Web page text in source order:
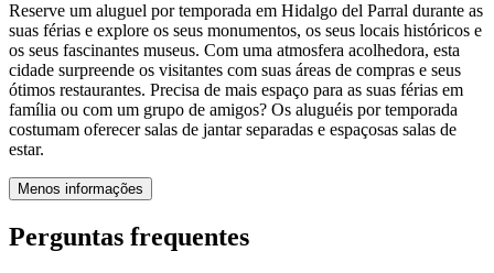
Reserve um aluguel por temporada em Hidalgo del Parral durante as
suas férias e explore os seus monumentos, os seus locais históricos e
os seus fascinantes museus. Com uma atmosfera acolhedora, esta
cidade surpreende os visitantes com suas áreas de compras e seus
ótimos restaurantes. Precisa de mais espaço para as suas férias em
família ou com um grupo de amigos? Os aluguéis por temporada
costumam oferecer salas de jantar separadas e espaçosas salas de
estar.
Menos informações
Perguntas frequentes